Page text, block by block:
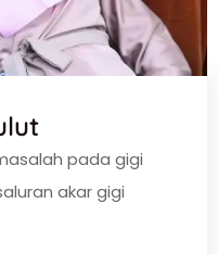
pada gigi
akar gigi